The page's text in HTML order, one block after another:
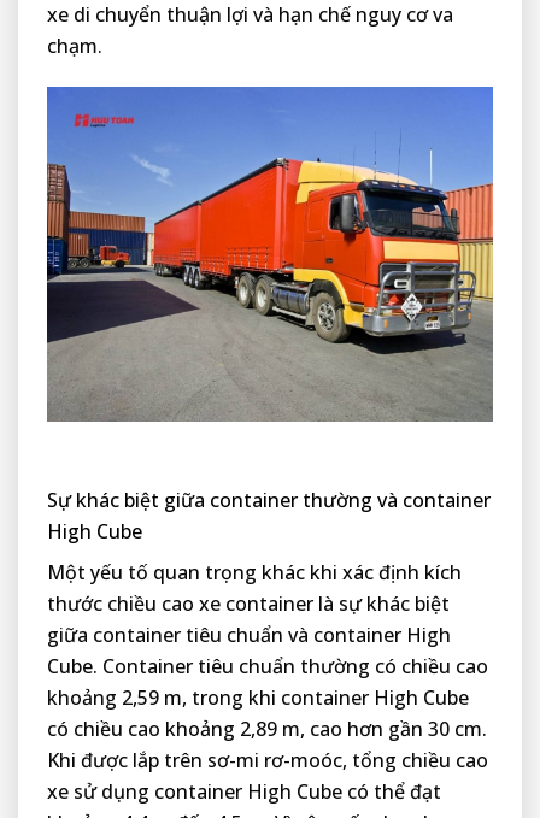
xe di chuyển thuận lợi và hạn chế nguy cơ va
chạm.
Sự khác biệt giữa container thường và container
High Cube
Một yếu tố quan trọng khác khi xác định kích
thước chiều cao xe container là sự khác biệt
giữa container tiêu chuẩn và container High
Cube. Container tiêu chuẩn thường có chiều cao
khoảng 2,59 m, trong khi container High Cube
có chiều cao khoảng 2,89 m, cao hơn gần 30 cm.
Khi được lắp trên sơ-mi rơ-moóc, tổng chiều cao
xe sử dụng container High Cube có thể đạt